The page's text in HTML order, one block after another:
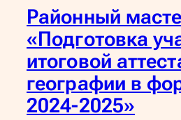
Районный
«Подготовка
итоговой
географии в
2024-2025»